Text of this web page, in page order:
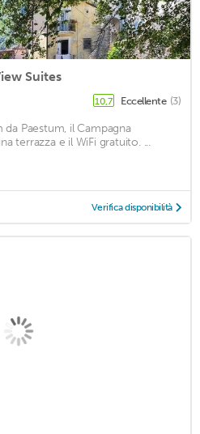
Suites
10,7 Eccellente (3)
da Paestum, il Campagna
terrazza e il WiFi gratuito. ...
Verifica disponibilità